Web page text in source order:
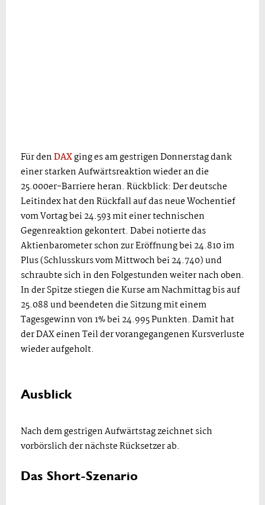
Für denDAXging es am gestrigen Donnerstag dank
einer starken Aufwärtsreaktion wieder an die
25.000er-Barriere heran. Rückblick: Der deutsche
Leitindex hat den Rückfall auf das neue Wochentief
vom Vortag bei 24.593 mit einer technischen
Gegenreaktion gekontert. Dabei notierte das
Aktienbarometer schon zur Eröffnung bei 24.810 im
Plus (Schlusskurs vom Mittwoch bei 24.740) und
schraubte sich in den Folgestunden weiter nach oben.
In der Spitze stiegen die Kurse am Nachmittag bis auf
25.088 und beendeten die Sitzung mit einem
Tagesgewinn von 1% bei 24.995 Punkten. Damit hat
der DAX einen Teil der vorangegangenen Kursverluste
wieder aufgeholt.
Ausblick
Nach dem gestrigen Aufwärtstag zeichnet sich
vorbörslich der nächste Rücksetzer ab.
Das Short-Szenario